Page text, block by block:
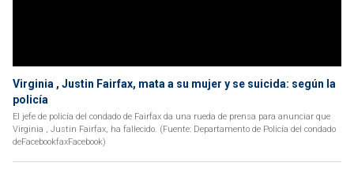
Virginia , Justin Fairfax, mata a su mujer y se suicida: según la
policía
El jefe de policía del condado de Fairfax da una rueda de prensa para anunciar que
Virginia , Justin Fairfax, ha fallecido. (Fuente: Departamento de Policía del condado
deFacebookfaxFacebook)